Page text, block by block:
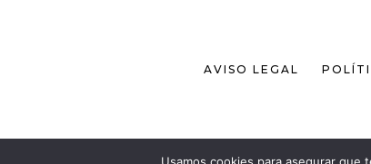
AVISO LEGAL